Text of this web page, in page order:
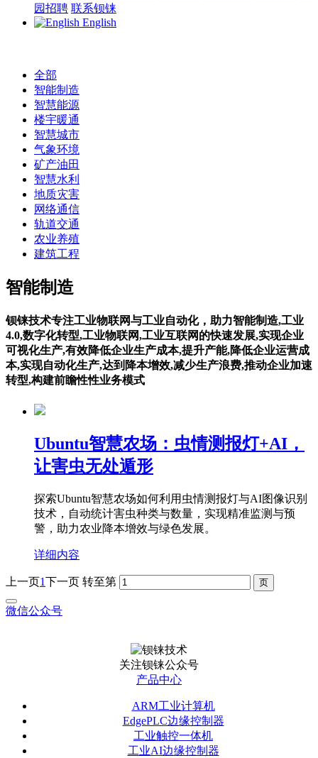
园招聘 联系钡铼
English
全部
智能制造
智慧能源
楼宇暖通
智慧城市
气象环境
矿产油田
智慧水利
地质灾害
网络通信
轨道交通
农业养殖
建筑工程
智能制造
钡铼技术专注工业物联网与工业自动化，助力智能制造,工业
4.0,数字化转型,工业物联网,工业互联网的快速发展,实现企业
可视化生产,有效降低企业生产成本,提升产能,降低企业运营成
本,实现自动化生产,达到降本增效,减少生产浪费,推动企业加速
转型,构建前瞻性性业务模式
Ubuntu智慧农场：虫情测报灯+AI，
让害虫无处遁形
探索Ubuntu智慧农场如何利用虫情测报灯与AI图像识别
技术，自动统计害虫种类与数量，实现精准监测与预
警，助力农业降本增效与绿色发展。
详细内容
上一页1下一页 转至第
微信公众号
关注钡铼公众号
产品中心
ARM工业计算机
EdgePLC边缘控制器
工业触控一体机
工业AI边缘控制器